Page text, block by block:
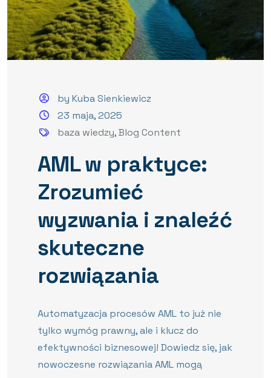
by Kuba Sienkiewicz
23 maja, 2025
baza wiedzy,Blog Content
AML w praktyce:
Zrozumieć
wyzwania i znaleźć
skuteczne
rozwiązania
Automatyzacja procesów AML to już nie
tylko wymóg prawny, ale i klucz do
efektywności biznesowej! Dowiedz się, jak
nowoczesne rozwiązania AML mogą